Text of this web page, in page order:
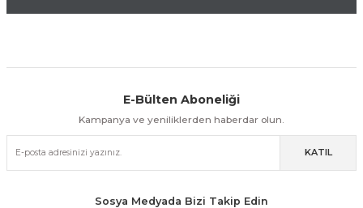
Kolay İade & Değişim Güvenli Alışveriş
Güvenli Paketleme Taksit / Havale İle Alışveriş Kolay İade & Değişim
E-Bülten Aboneliği
Kampanya ve yeniliklerden haberdar olun.
KATIL
Sosya Medyada Bizi Takip Edin